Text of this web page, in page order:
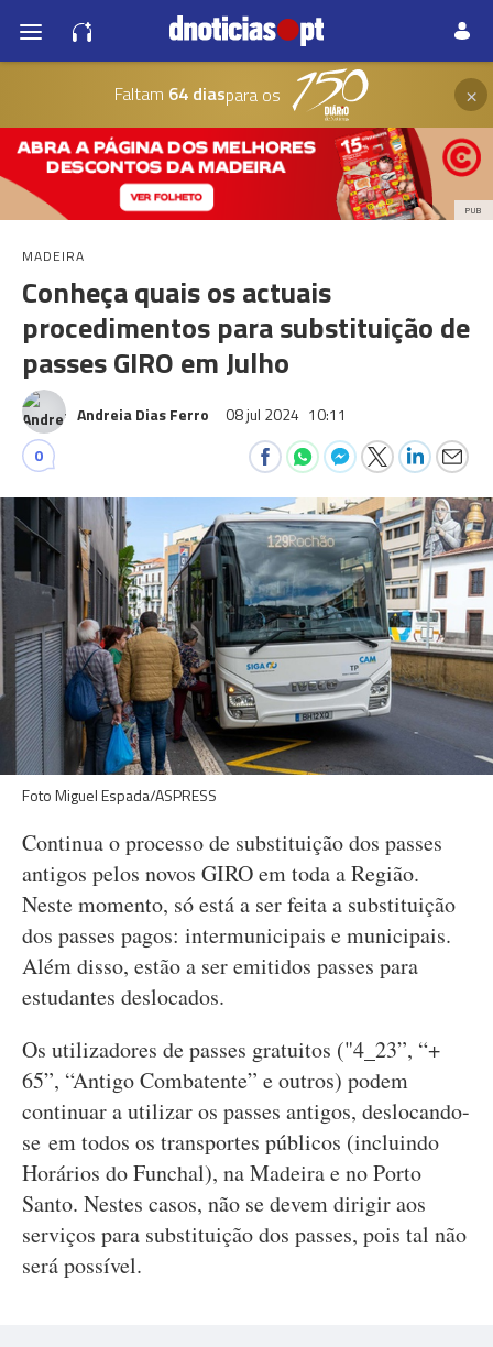
Faltam 64 diaspara os ×
PUB
MADEIRA
Conheça quais os actuais
procedimentos para substituição de
passes GIRO em Julho
Andreia Dias Ferro 08 jul 2024 10:11
0
Foto Miguel Espada/ASPRESS
Continua o processo de substituição dos passes
antigos pelos novos GIRO em toda a Região.
Neste momento, só está a ser feita a substituição
dos passes pagos: intermunicipais e municipais.
Além disso, estão a ser emitidos passes para
estudantes deslocados.
Os utilizadores de passes gratuitos ("4_23”, “+
65”, “Antigo Combatente” e outros) podem
continuar a utilizar os passes antigos, deslocando-
se em todos os transportes públicos (incluindo
Horários do Funchal), na Madeira e no Porto
Santo. Nestes casos, não se devem dirigir aos
serviços para substituição dos passes, pois tal não
será possível.